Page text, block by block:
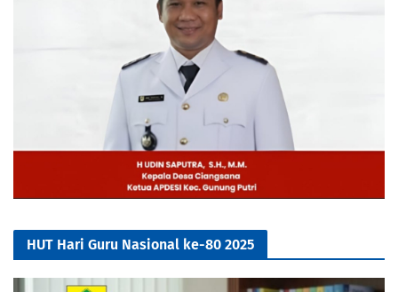
HUT Hari Guru Nasional ke-80 2025